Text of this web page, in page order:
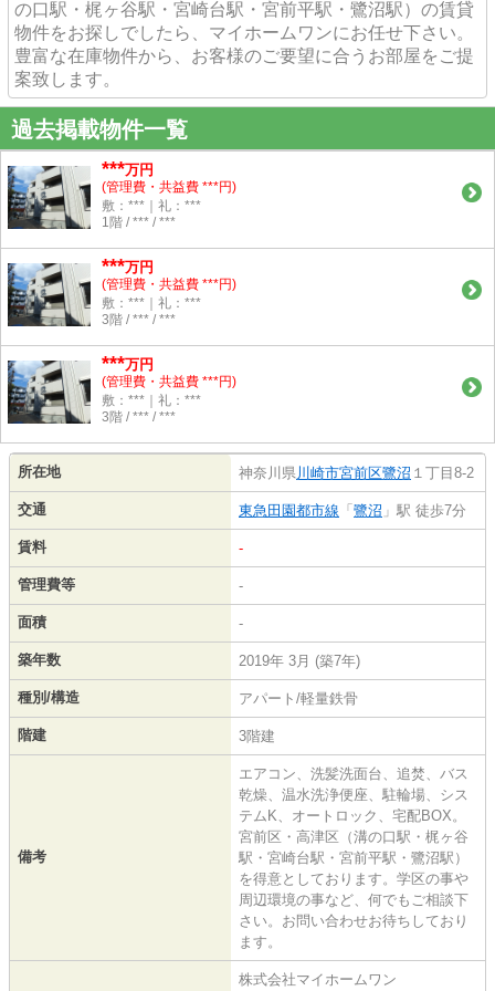
の口駅・梶ヶ谷駅・宮崎台駅・宮前平駅・鷺沼駅）の賃貸
物件をお探しでしたら、マイホームワンにお任せ下さい。
豊富な在庫物件から、お客様のご要望に合うお部屋をご提
案致します。
過去掲載物件一覧
***万円
(管理費・共益費 ***円)
敷：***｜礼：***
1階 / *** / ***
***万円
(管理費・共益費 ***円)
敷：***｜礼：***
3階 / *** / ***
***万円
(管理費・共益費 ***円)
敷：***｜礼：***
3階 / *** / ***
所在地 神奈川県川崎市宮前区鷺沼 １丁目8-2
交通 東急田園都市線 「 鷺沼 」駅 徒歩7分
賃料 -
管理費等 -
面積 -
築年数 2019年 3月 (築7年)
種別/構造 アパート/軽量鉄骨
階建 3階建
備考
エアコン、洗髪洗面台、追焚、バス
乾燥、温水洗浄便座、駐輪場、シス
テムK、オートロック、宅配BOX。
宮前区・高津区（溝の口駅・梶ヶ谷
駅・宮崎台駅・宮前平駅・鷺沼駅）
を得意としております。学区の事や
周辺環境の事など、何でもご相談下
さい。お問い合わせお待ちしており
ます。
株式会社マイホームワン